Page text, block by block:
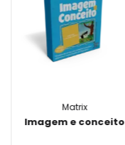
Matrix
Imagem e conceito